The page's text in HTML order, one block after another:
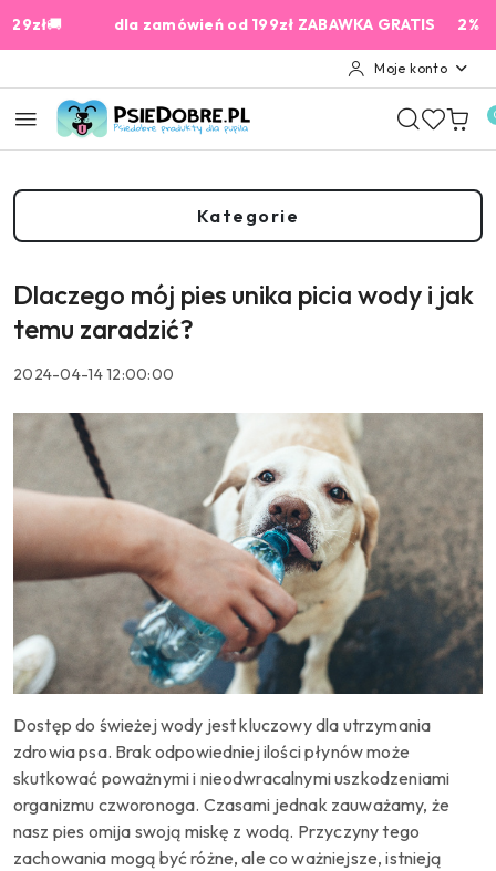
Przejdź do treści głównej
Przejdź do wyszukiwarki
Przejdź do moje konto
Przejdź do menu głównego
Przejdź do stopki
dla zamówień od 199zł ZABAWKA GRATIS 2%
Moje konto
Kategorie
Dlaczego mój pies unika picia wody i jak
temu zaradzić?
2024-04-14 12:00:00
Dostęp do świeżej wody jest kluczowy dla utrzymania
zdrowia psa. Brak odpowiedniej ilości płynów może
skutkować poważnymi i nieodwracalnymi uszkodzeniami
organizmu czworonoga. Czasami jednak zauważamy, że
nasz pies omija swoją miskę z wodą. Przyczyny tego
zachowania mogą być różne, ale co ważniejsze, istnieją